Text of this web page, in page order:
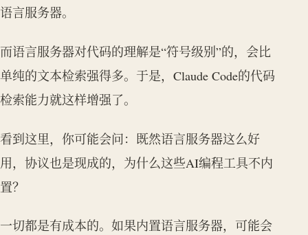
语言服务器。
而语言服务器对代码的理解是“符号级别”的，会比
单纯的文本检索强得多。于是，Claude Code的代码
检索能力就这样增强了。
看到这里，你可能会问：既然语言服务器这么好
用，协议也是现成的，为什么这些AI编程工具不内
置？
一切都是有成本的。如果内置语言服务器，可能会